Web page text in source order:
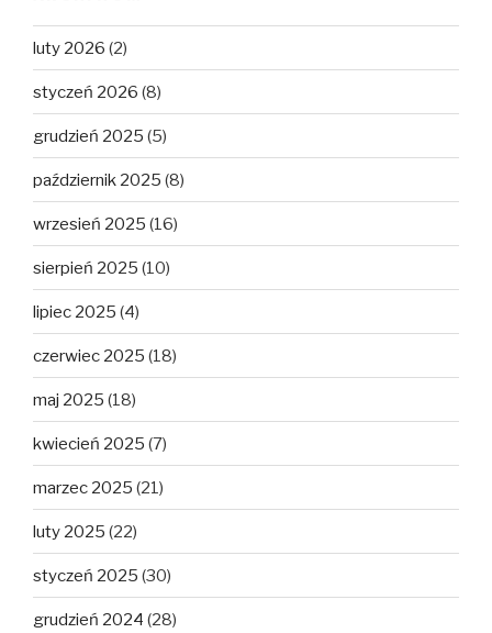
luty 2026 (2)
styczeń 2026 (8)
grudzień 2025 (5)
październik 2025 (8)
wrzesień 2025 (16)
sierpień 2025 (10)
lipiec 2025 (4)
czerwiec 2025 (18)
maj 2025 (18)
kwiecień 2025 (7)
marzec 2025 (21)
luty 2025 (22)
styczeń 2025 (30)
grudzień 2024 (28)